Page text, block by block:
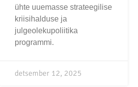
ühte uuemasse strateegilise
kriisihalduse ja
julgeolekupoliitika
programmi.
detsember 12, 2025